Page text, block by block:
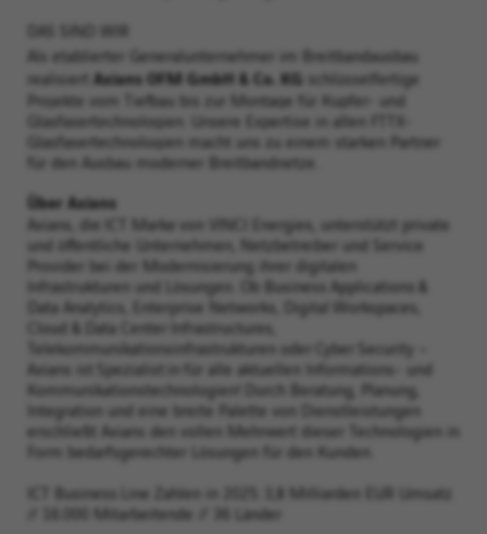
DAS SIND WIR
Als etablierter Generalunternehmer im Breitbandausbau
realisiert Axians OFM GmbH & Co. KG schlüsselfertige
Projekte vom Tiefbau bis zur Montage für Kupfer- und
Glasfasertechnologien. Unsere Expertise in allen FTTX-
Glasfasertechnologien macht uns zu einem starken Partner
für den Ausbau moderner Breitbandnetze.
Über Axians
Axians, die ICT Marke von VINCI Energies, unterstützt private
und öffentliche Unternehmen, Netzbetreiber und Service
Provider bei der Modernisierung ihrer digitalen
Infrastrukturen und Lösungen. Ob Business Applications &
Data Analytics, Enterprise Networks, Digital Workspaces,
Cloud & Data Center Infrastructures,
Telekommunikationsinfrastrukturen oder Cyber Security –
Axians ist Spezialist:in für alle aktuellen Informations- und
Kommunikationstechnologien! Durch Beratung, Planung,
Integration und eine breite Palette von Dienstleistungen
erschließt Axians den vollen Mehrwert dieser Technologien in
Form bedarfsgerechter Lösungen für den Kunden.
ICT Business Line Zahlen in 2025: 3,8 Milliarden EUR Umsatz
// 16.000 Mitarbeitende // 36 Länder